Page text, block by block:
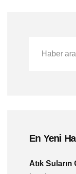
En Yeni
Atık Suların